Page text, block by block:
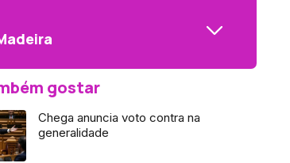
gostar
Chega anuncia voto contra na
generalidade